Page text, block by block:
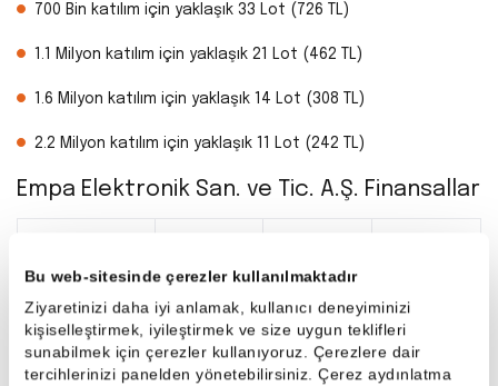
Bu web-sitesinde çerezler kullanılmaktadır
Ziyaretinizi daha iyi anlamak, kullanıcı deneyiminizi
kişiselleştirmek, iyileştirmek ve size uygun teklifleri
sunabilmek için çerezler kullanıyoruz. Çerezlere dair
tercihlerinizi panelden yönetebilirsiniz. Çerez aydınlatma
700 Bin katılım için yaklaşık 33 Lot (726 TL)
1.1 Milyon katılım için yaklaşık 21 Lot (462 TL)
1.6 Milyon katılım için yaklaşık 14 Lot (308 TL)
2.2 Milyon katılım için yaklaşık 11 Lot (242 TL)
Empa Elektronik San. ve Tic. A.Ş. Finansallar
Hasılat
2,4
Milyar
3,3
Milyar
4,8
Milyar